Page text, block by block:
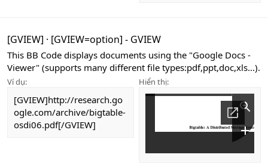
[GVIEW] · [GVIEW=option] - GVIEW
This BB Code displays documents using the "Google Docs -
Viewer" (supports many different file types:pdf,ppt,doc,xls...).
Ví dụ:
[GVIEW]http://research.go
ogle.com/archive/bigtable-
osdi06.pdf[/GVIEW]
Hiển thị: